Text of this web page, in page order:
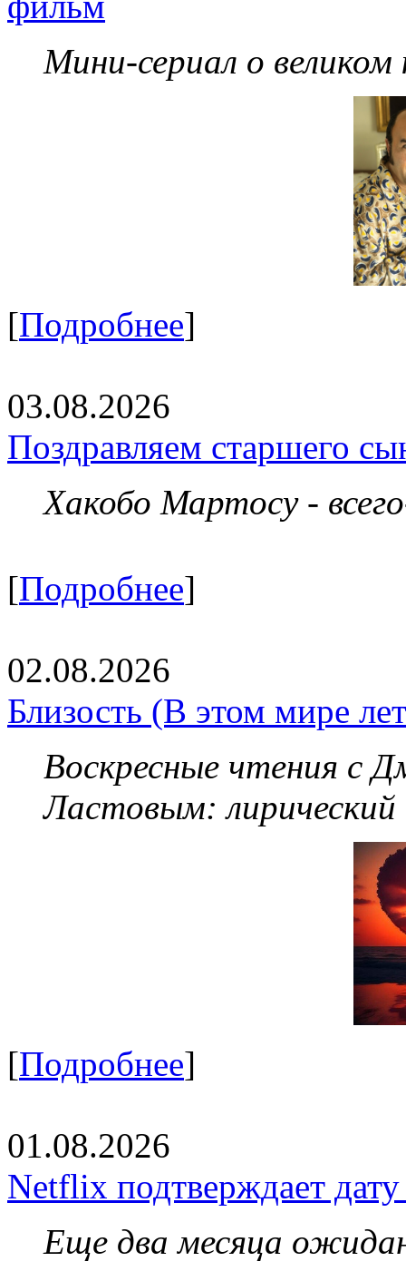
Мини-сериал о великом
[Подробнее]
03.08.2026
Поздравляем старшего
Хакобо Мартосу -
[Подробнее]
02.08.2026
Близость (В этом мире
Воскресные чтения с
Ластовым:
[Подробнее]
01.08.2026
Netflix подтверждает
Еще два месяца